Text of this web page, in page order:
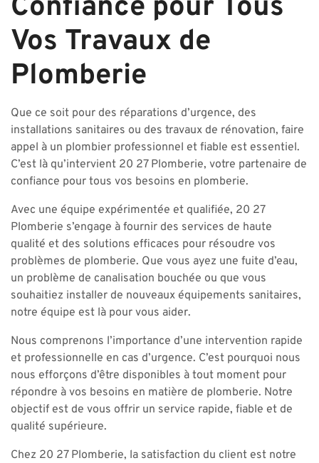
Confiance pour Tous
Vos Travaux de
Plomberie
Que ce soit pour des réparations d’urgence, des
installations sanitaires ou des travaux de rénovation, faire
appel à un plombier professionnel et fiable est essentiel.
C’est là qu’intervient 20 27 Plomberie, votre partenaire de
confiance pour tous vos besoins en plomberie.
Avec une équipe expérimentée et qualifiée, 20 27
Plomberie s’engage à fournir des services de haute
qualité et des solutions efficaces pour résoudre vos
problèmes de plomberie. Que vous ayez une fuite d’eau,
un problème de canalisation bouchée ou que vous
souhaitiez installer de nouveaux équipements sanitaires,
notre équipe est là pour vous aider.
Nous comprenons l’importance d’une intervention rapide
et professionnelle en cas d’urgence. C’est pourquoi nous
nous efforçons d’être disponibles à tout moment pour
répondre à vos besoins en matière de plomberie. Notre
objectif est de vous offrir un service rapide, fiable et de
qualité supérieure.
Chez 20 27 Plomberie, la satisfaction du client est notre